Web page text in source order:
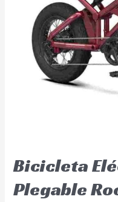
Bicicleta
Plegable